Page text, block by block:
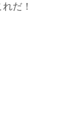
だ！